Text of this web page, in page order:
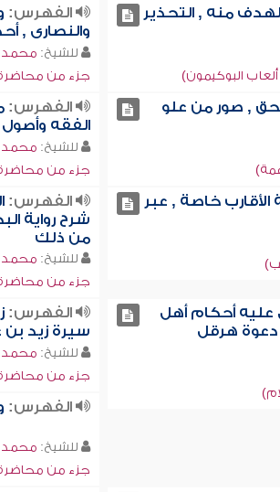
منه , التحذير
البوكيمون)
الفهرس:
والنصارى ,
للشيخ: محمد
جزء من محاضرة (
, صور من علو
الفهرس:
الفقه وأصول
للشيخ: محمد
جزء من محاضرة (
خاصة , عبر
الفهرس:
شرح رواية
من ذلك
للشيخ: محمد
جزء من
عليه أحكام أهل
دعوة هرقل
الفهرس:
سيرة زيد بن
للشيخ: محمد
جزء من
الفهرس:
للشيخ: محمد
جزء من